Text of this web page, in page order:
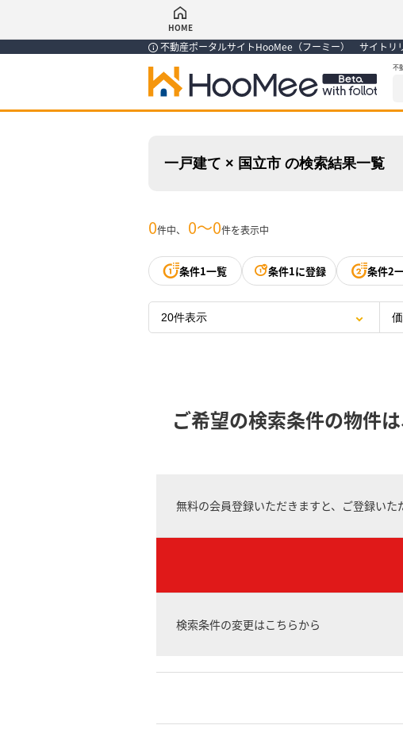
HOME
不動産ポータルサイトHooMee（フーミー） サイトリ
不
一戸建て × 国立市 の検索結果一覧
0件中、 0〜0件を表示中
条件1一覧 条件1に登録 条件2
ご希望の検索条件の物件
無料の会員登録いただきますと、ご登録いた
検索条件の変更はこちらから